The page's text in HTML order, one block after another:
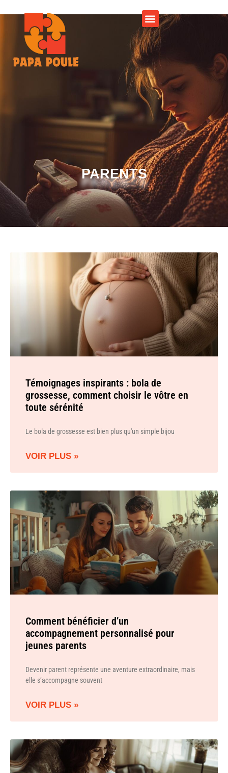
PARENTS
Témoignages inspirants : bola de
grossesse, comment choisir le vôtre en
toute sérénité
Le bola de grossesse est bien plus qu'un simple bijou
VOIR PLUS »
Comment bénéficier d’un
accompagnement personnalisé pour
jeunes parents
Devenir parent représente une aventure extraordinaire, mais
elle s’accompagne souvent
VOIR PLUS »